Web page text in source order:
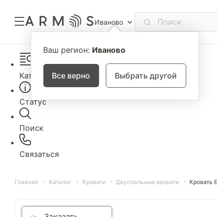
Иваново
Ваш регион: Иваново
Все верно Выбрать другой
Каталог
Статус
Поиск
Связаться
Главная Каталог Кровати Двуспальные кровати Кровать